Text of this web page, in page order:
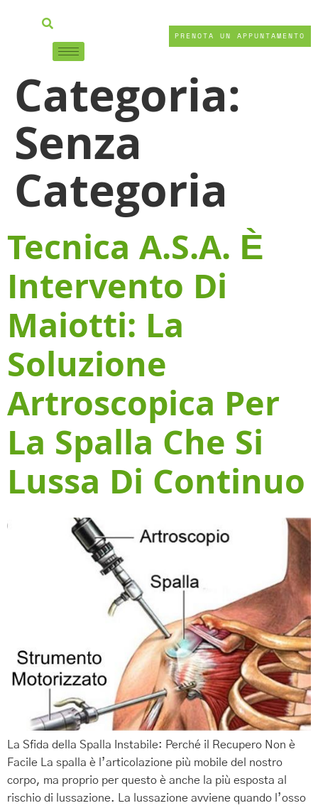
PRENOTA UN APPUNTAMENTO
Categoria:
Senza
Categoria
Tecnica A.S.A. È
Intervento Di
Maiotti: La
Soluzione
Artroscopica Per
La Spalla Che Si
Lussa Di Continuo
La Sfida della Spalla Instabile: Perché il Recupero Non è
Facile La spalla è l’articolazione più mobile del nostro
corpo, ma proprio per questo è anche la più esposta al
rischio di lussazione. La lussazione avviene quando l’osso